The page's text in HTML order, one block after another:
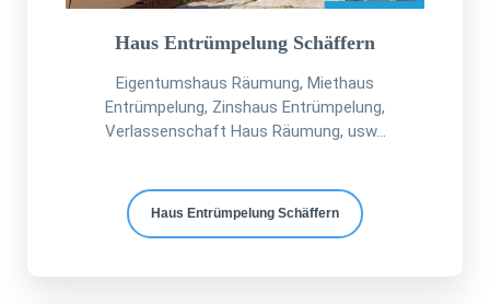
Haus Entrümpelung Schäffern
Eigentumshaus Räumung, Miethaus
Entrümpelung, Zinshaus Entrümpelung,
Verlassenschaft Haus Räumung, usw...
Haus Entrümpelung Schäffern